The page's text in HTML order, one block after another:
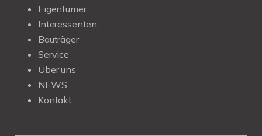
Eigentümer
Interessenten
Bauträger
Service
Über uns
NEWS
Kontakt